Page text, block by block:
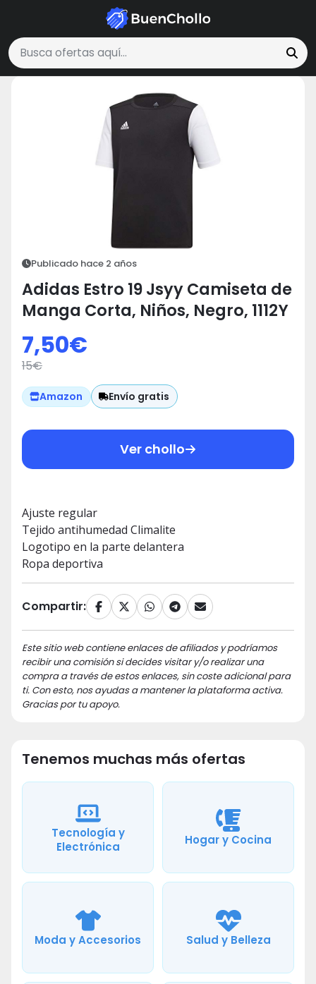
Buscar ofertas
Moda y AccesoriosAdidas Estro 19 Jsyy Camiseta de Manga
Publicado hace 2 años
Adidas Estro 19 Jsyy Camiseta de
Manga Corta, Niños, Negro, 1112Y
7,50€
15€
Amazon Envío gratis
Ver chollo
Ajuste regular
Tejido antihumedad Climalite
Logotipo en la parte delantera
Ropa deportiva
Compartir:
Este sitio web contiene enlaces de afiliados y podríamos
recibir una comisión si decides visitar y/o realizar una
compra a través de estos enlaces, sin coste adicional para
ti. Con esto, nos ayudas a mantener la plataforma activa.
Gracias por tu apoyo.
Tenemos muchas más ofertas
Tecnología y
Electrónica
Hogar y Cocina
Moda y Accesorios Salud y Belleza